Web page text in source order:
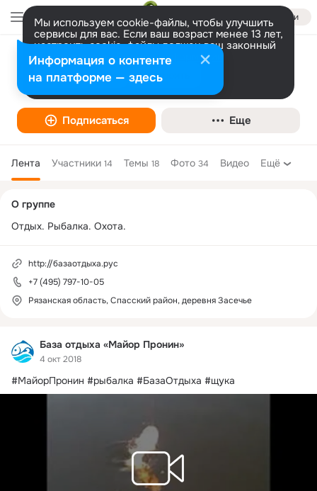
Войти
Мы используем cookie-файлы, чтобы улучшить
сервисы для вас. Если ваш возраст менее 13 лет,
настроить cookie-файлы должен ваш законный
представитель. Больше информации
Разрешить все Настроить
База отдыха «Майор Пронин»
Дом отдыха
Подписаться Еще
Лента Участники 14 Темы 18 Фото 34 Видео Ещё
База отдыха «Майор Пронин»
4 окт 2018
#МайорПронин #рыбалка #БазаОтдыха #щука
колонка
О группе
Отдых. Рыбалка. Охота.
http://базаотдыха.рус
+7 (495) 797-10-05
Рязанская область, Спасский район, деревня Засечье
Информация о контенте
на платформе — здесь